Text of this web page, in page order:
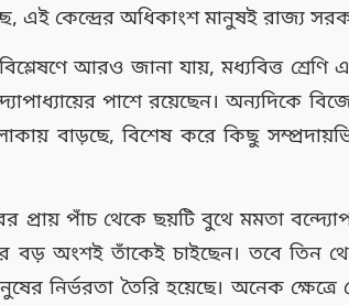
এই কেন্দ্রের অধিকাংশ মানুষই রাজ্য
আরও জানা যায়, মধ্যবিত্ত
পাশে রয়েছেন। অন্যদিকে
বাড়ছে, বিশেষ করে কিছু
প্রায় পাঁচ থেকে ছয়টি বুথে মমতা
বড় অংশই তাঁকেই চাইছেন। তবে তিন
নির্ভরতা তৈরি হয়েছে। অনেক